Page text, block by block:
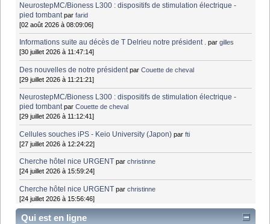
NeurostepMC/Bioness L300 : dispositifs de stimulation électrique -
pied tombant parfarid
[02 août 2026 à 08:09:06]
Informations suite au décès de T Delrieu notre président . pargilles
[30 juillet 2026 à 11:47:14]
Des nouvelles de notre président parCouette de cheval
[29 juillet 2026 à 11:21:21]
NeurostepMC/Bioness L300 : dispositifs de stimulation électrique -
pied tombant parCouette de cheval
[29 juillet 2026 à 11:12:41]
Cellules souches iPS - Keio University (Japon) parfti
[27 juillet 2026 à 12:24:22]
Cherche hôtel nice URGENT parchristinne
[24 juillet 2026 à 15:59:24]
Cherche hôtel nice URGENT parchristinne
[24 juillet 2026 à 15:56:46]
Qui est en ligne